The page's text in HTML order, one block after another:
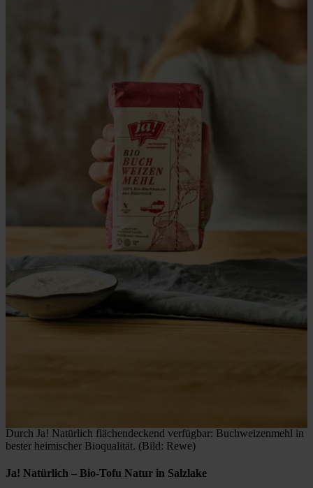
Durch Ja! Natürlich flächendeckend verfügbar: Buchweizenmehl in
bester heimischer Bioqualität. (Bild: Rewe)
Ja! Natürlich – Bio-Tofu Natur in Salzlake